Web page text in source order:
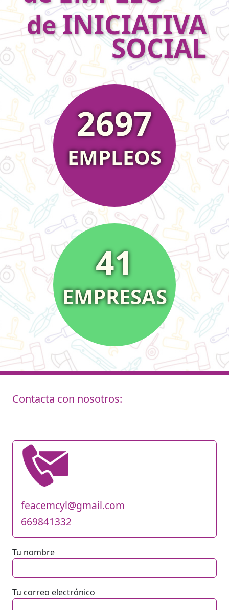
deINICIATIVA
SOCIAL
2697
EMPLEOS
41
EMPRESAS
Contacta con nosotros:
feacemcyl@gmail.com
669841332
Tu nombre
Tu correo electrónico